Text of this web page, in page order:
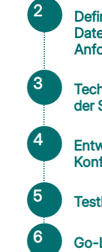
2
3
der
4
5
6 Go-